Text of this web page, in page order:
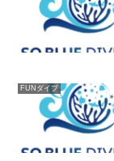
FUNダイブ